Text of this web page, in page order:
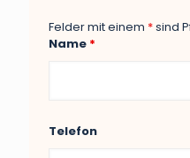
Felder mit einem *sind
Name *
Telefon